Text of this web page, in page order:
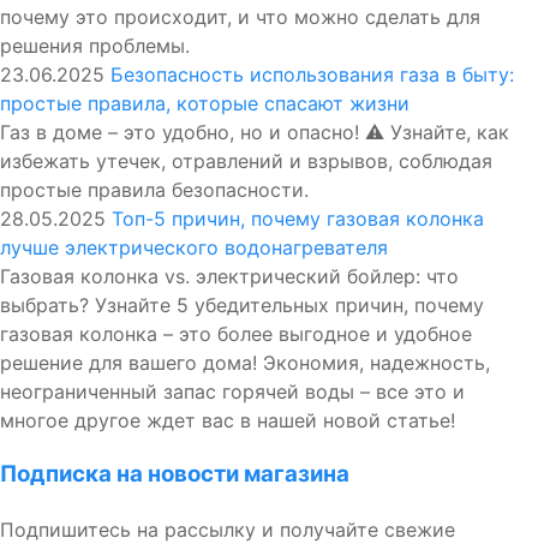
почему это происходит, и что можно сделать для
решения проблемы.
23.06.2025 Безопасность использования газа в быту:
простые правила, которые спасают жизни
Газ в доме – это удобно, но и опасно! ⚠️ Узнайте, как
избежать утечек, отравлений и взрывов, соблюдая
простые правила безопасности.
28.05.2025 Топ-5 причин, почему газовая колонка
лучше электрического водонагревателя
Газовая колонка vs. электрический бойлер: что
выбрать? Узнайте 5 убедительных причин, почему
газовая колонка – это более выгодное и удобное
решение для вашего дома! Экономия, надежность,
неограниченный запас горячей воды – все это и
многое другое ждет вас в нашей новой статье!
Подписка на новости магазина
Подпишитесь на рассылку и получайте свежие